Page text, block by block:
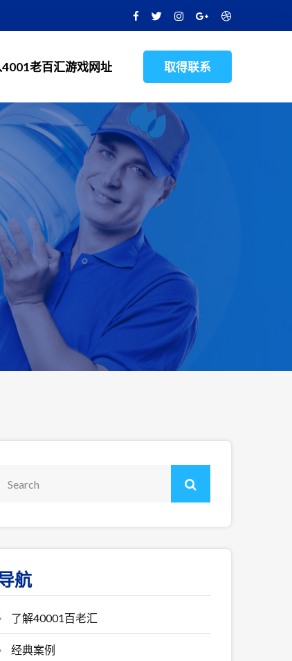
老百汇游戏网址 取得联系
航
了解40001百老汇
经典案例